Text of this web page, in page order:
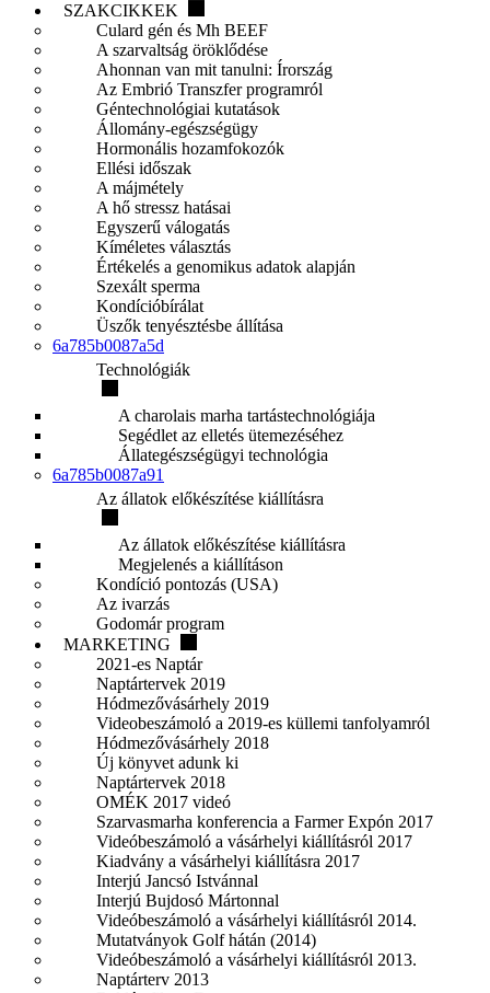
SZAKCIKKEK
Culard gén és Mh BEEF
A szarvaltság öröklődése
Ahonnan van mit tanulni: Írország
Az Embrió Transzfer programról
Géntechnológiai kutatások
Állomány-egészségügy
Hormonális hozamfokozók
Ellési időszak
A májmétely
A hő stressz hatásai
Egyszerű válogatás
Kíméletes választás
Értékelés a genomikus adatok alapján
Szexált sperma
Kondícióbírálat
Üszők tenyésztésbe állítása
6a785b0087a5d
Technológiák
A charolais marha tartástechnológiája
Segédlet az elletés ütemezéséhez
Állategészségügyi technológia
6a785b0087a91
Az állatok előkészítése kiállításra
Az állatok előkészítése kiállításra
Megjelenés a kiállításon
Kondíció pontozás (USA)
Az ivarzás
Godomár program
MARKETING
2021-es Naptár
Naptártervek 2019
Hódmezővásárhely 2019
Videobeszámoló a 2019-es küllemi tanfolyamról
Hódmezővásárhely 2018
Új könyvet adunk ki
Naptártervek 2018
OMÉK 2017 videó
Szarvasmarha konferencia a Farmer Expón 2017
Videóbeszámoló a vásárhelyi kiállításról 2017
Kiadvány a vásárhelyi kiállításra 2017
Interjú Jancsó Istvánnal
Interjú Bujdosó Mártonnal
Videóbeszámoló a vásárhelyi kiállításról 2014.
Mutatványok Golf hátán (2014)
Videóbeszámoló a vásárhelyi kiállításról 2013.
Naptárterv 2013